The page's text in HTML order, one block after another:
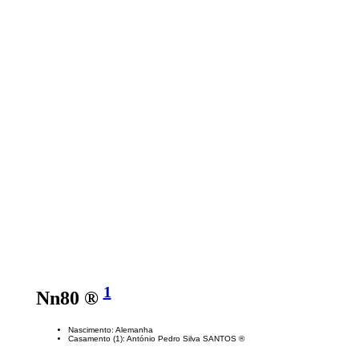
Nn80 ®1
Nascimento: Alemanha
Casamento (1): António Pedro Silva SANTOS ®